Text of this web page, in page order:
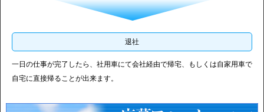
退社
一日の仕事が完了したら、社用車にて会社経由で帰宅、もしくは自家用車で
自宅に直接帰ることが出来ます。